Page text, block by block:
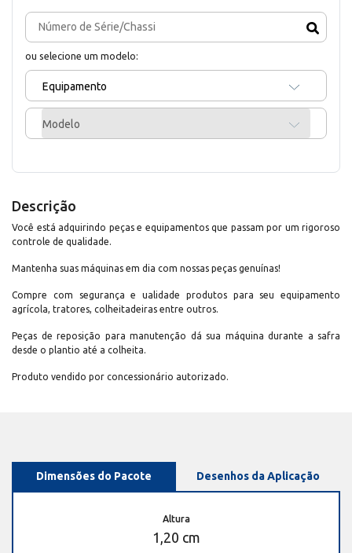
ou selecione um modelo:
Equipamento
Modelo
Descrição
Você está adquirindo peças e equipamentos que passam por um rigoroso
controle de qualidade.
Mantenha suas máquinas em dia com nossas peças genuínas!
Compre com segurança e ualidade produtos para seu equipamento
agrícola, tratores, colheitadeiras entre outros.
Peças de reposição para manutenção dá sua máquina durante a safra
desde o plantio até a colheita.
Produto vendido por concessionário autorizado.
Dimensões do Pacote Desenhos da Aplicação
Altura
1,20 cm